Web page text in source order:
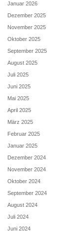
Januar 2026
Dezember 2025
November 2025
Oktober 2025
September 2025
August 2025
Juli 2025
Juni 2025
Mai 2025
April 2025
März 2025
Februar 2025
Januar 2025
Dezember 2024
November 2024
Oktober 2024
September 2024
August 2024
Juli 2024
Juni 2024